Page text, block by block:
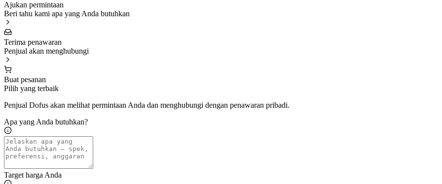
Ajukan permintaan
Beri tahu kami apa yang Anda butuhkan
Terima penawaran
Penjual akan menghubungi
Buat pesanan
Pilih yang terbaik
Penjual Dofus akan melihat permintaan Anda dan menghubungi dengan penawaran pribadi.
Apa yang Anda butuhkan?
Target harga Anda